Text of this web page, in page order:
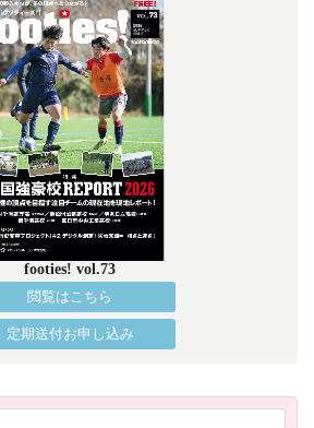
footies! vol.73
閲覧はこちら
定期送付お申し込み